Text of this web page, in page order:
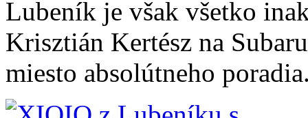
Lubeník je však všetko
Krisztián Kertész na
miesto absolútneho